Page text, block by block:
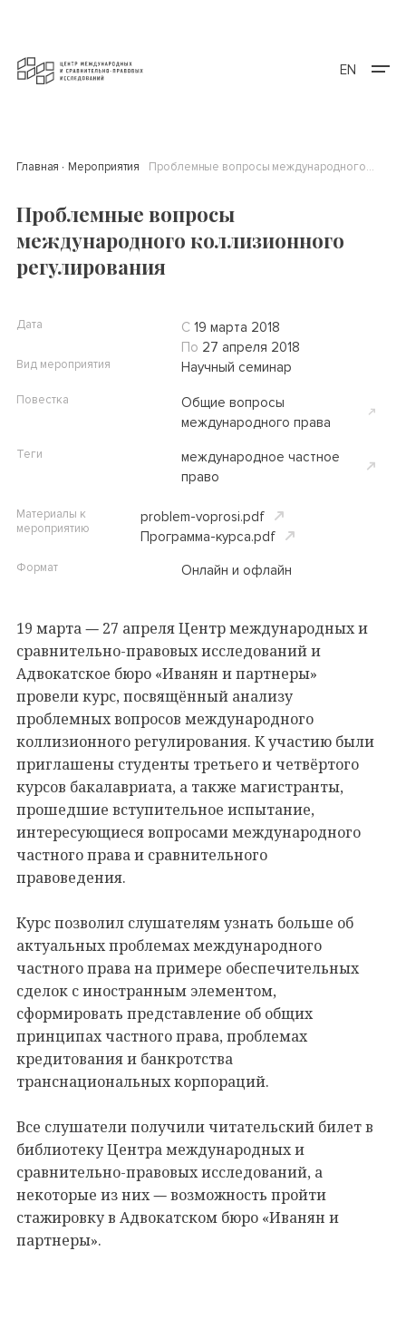
EN
Главная Мероприятия Проблемные вопросы международного коллизионного регулирования
Проблемные вопросы
международного коллизионного
регулирования
19 марта — 27 апреля Центр международных и
сравнительно-правовых исследований и
Адвокатское бюро «Иванян и партнеры»
провели курс, посвящённый анализу
проблемных вопросов международного
коллизионного регулирования. К участию были
приглашены студенты третьего и четвёртого
курсов бакалавриата, а также магистранты,
прошедшие вступительное испытание,
интересующиеся вопросами международного
частного права и сравнительного
правоведения.
Курс позволил слушателям узнать больше об
актуальных проблемах международного
частного права на примере обеспечительных
сделок с иностранным элементом,
сформировать представление об общих
принципах частного права, проблемах
кредитования и банкротства
транснациональных корпораций.
Все слушатели получили читательский билет в
библиотеку Центра международных и
сравнительно-правовых исследований, а
некоторые из них— возможность пройти
стажировку в Адвокатском бюро «Иванян и
партнеры».
Дата С 19 марта 2018
По 27 апреля 2018
Вид мероприятия Научный семинар
Повестка
Общие вопросы
международного права
Теги
международное частное
право
Материалы к
мероприятию
problem-voprosi.pdf
Программа-курса.pdf
Формат Онлайн и офлайн